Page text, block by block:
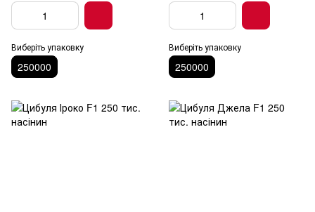
Виберіть упаковку
250000
Виберіть упаковку
250000